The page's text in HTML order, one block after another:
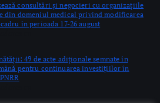
Review | Powered by
Group